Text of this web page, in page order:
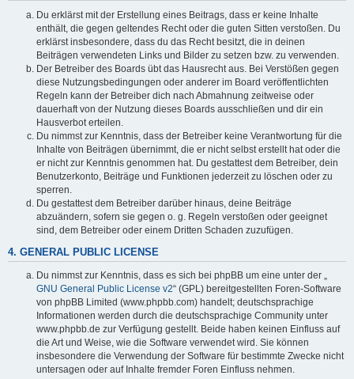
Du erklärst mit der Erstellung eines Beitrags, dass er keine Inhalte
enthält, die gegen geltendes Recht oder die guten Sitten verstoßen. Du
erklärst insbesondere, dass du das Recht besitzt, die in deinen
Beiträgen verwendeten Links und Bilder zu setzen bzw. zu verwenden.
Der Betreiber des Boards übt das Hausrecht aus. Bei Verstößen gegen
diese Nutzungsbedingungen oder anderer im Board veröffentlichten
Regeln kann der Betreiber dich nach Abmahnung zeitweise oder
dauerhaft von der Nutzung dieses Boards ausschließen und dir ein
Hausverbot erteilen.
Du nimmst zur Kenntnis, dass der Betreiber keine Verantwortung für die
Inhalte von Beiträgen übernimmt, die er nicht selbst erstellt hat oder die
er nicht zur Kenntnis genommen hat. Du gestattest dem Betreiber, dein
Benutzerkonto, Beiträge und Funktionen jederzeit zu löschen oder zu
sperren.
Du gestattest dem Betreiber darüber hinaus, deine Beiträge
abzuändern, sofern sie gegen o. g. Regeln verstoßen oder geeignet
sind, dem Betreiber oder einem Dritten Schaden zuzufügen.
4. GENERAL PUBLIC LICENSE
Du nimmst zur Kenntnis, dass es sich bei phpBB um eine unter der „
GNU General Public License v2“ (GPL) bereitgestellten Foren-Software
von phpBB Limited (www.phpbb.com) handelt; deutschsprachige
Informationen werden durch die deutschsprachige Community unter
www.phpbb.de zur Verfügung gestellt. Beide haben keinen Einfluss auf
die Art und Weise, wie die Software verwendet wird. Sie können
insbesondere die Verwendung der Software für bestimmte Zwecke nicht
untersagen oder auf Inhalte fremder Foren Einfluss nehmen.